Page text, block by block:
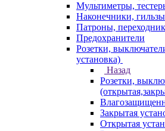
Мультиметры,
Наконечники, гильзы
Патроны,
Предохранители
Розетки,
установка)
Назад
Розетки,
Закрытая
Открытая